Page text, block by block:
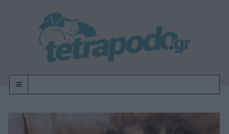
OFF-CANVAS-TOGGLE